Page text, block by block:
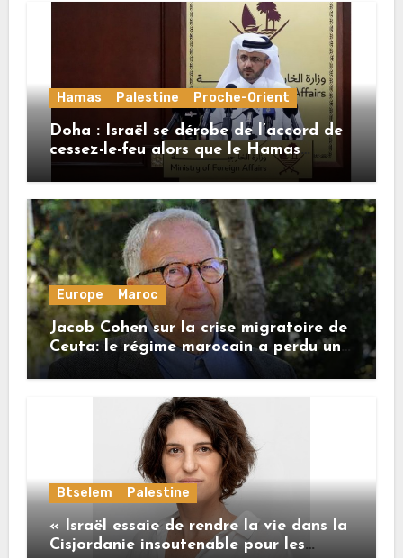
Hamas Palestine Proche-Orient
Doha : Israël se dérobe de l’accord de
cessez-le-feu alors que le Hamas
honore ses engagements
Europe Maroc
Jacob Cohen sur la crise migratoire de
Ceuta: le régime marocain a perdu une
bonne part de sa crédibilité vis-à-vis
Btselem Palestine
« Israël essaie de rendre la vie dans la
Cisjordanie insoutenable pour les